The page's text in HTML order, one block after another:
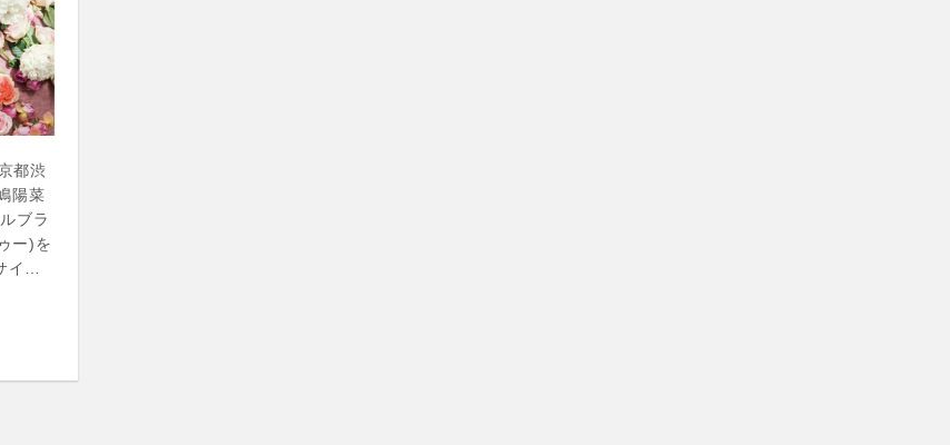
都渋
陽菜
ブラ
ー)を
イ…